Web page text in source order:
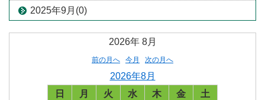
2025年9月(0)
2026年 8月
前の月へ 今月 次の月へ
2026年8月
日
月 火 水 木 金
土